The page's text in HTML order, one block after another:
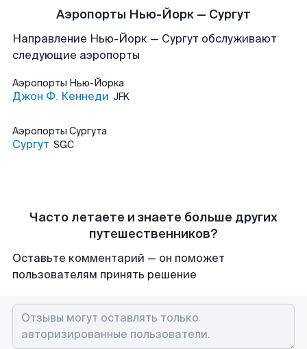
Аэропорты Нью-Йорк — Сургут
Направление Нью-Йорк — Сургут обслуживают
следующие аэропорты
Аэропорты Нью-Йорка
Джон Ф. Кеннеди JFK
Аэропорты Сургута
Сургут SGC
Часто летаете и знаете больше других
путешественников?
Оставьте комментарий — он поможет
пользователям принять решение